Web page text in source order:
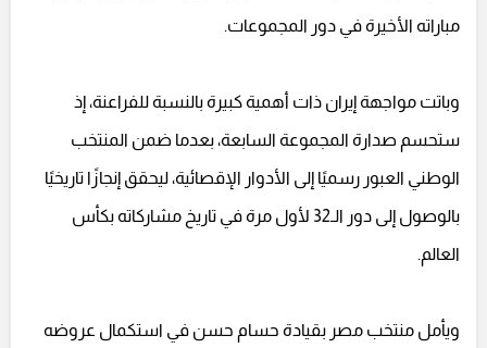
مباراته الأخيرة في دور المجموعات.
وباتت مواجهة إيران ذات أهمية كبيرة بالنسبة للفراعنة، إذ
ستحسم صدارة المجموعة السابعة، بعدما ضمن المنتخب
الوطني العبور رسميًا إلى الأدوار الإقصائية، ليحقق إنجازًا تاريخيًا
بالوصول إلى دور الـ32 لأول مرة في تاريخ مشاركاته بكأس
العالم.
ويأمل منتخب مصر بقيادة حسام حسن في استكمال عروضه